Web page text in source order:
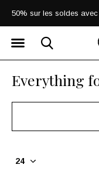
Everything